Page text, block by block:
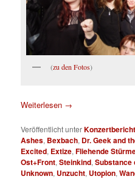
(zu den Fotos)
Weiterlesen →
Veröffentlicht unter
Ashes, Bexbach, Dr. Geek and
Excited, Extize,Fliehende
Ost+Front,Steinkind,Substance
Unknown, Unzucht, Utopion,